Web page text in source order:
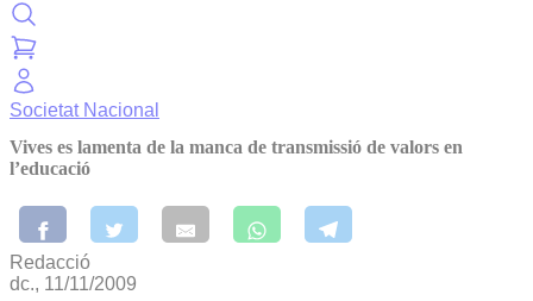
Societat Nacional
Vives es lamenta de la manca de transmissió de valors en
l’educació
Redacció
dc., 11/11/2009